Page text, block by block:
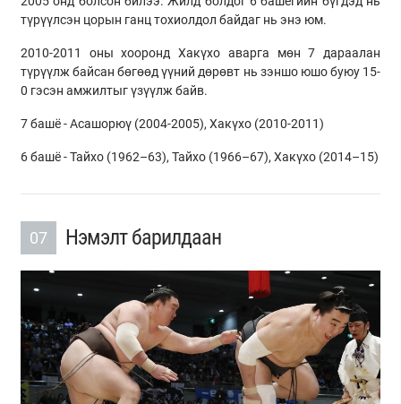
түрүүлсэн цорын ганц тохиолдол байдаг нь энэ юм.
2010-2011 оны хооронд Хакүхо аварга мөн 7 дараалан
түрүүлж байсан бөгөөд үүний дөрөвт нь зэншо юшо буюу 15-
0 гэсэн амжилтыг үзүүлж байв.
7 башё - Асашорюү (2004-2005), Хакүхо (2010-2011)
6 башё - Тайхо (1962–63), Тайхо (1966–67), Хакүхо (2014–15)
07 Нэмэлт барилдаан